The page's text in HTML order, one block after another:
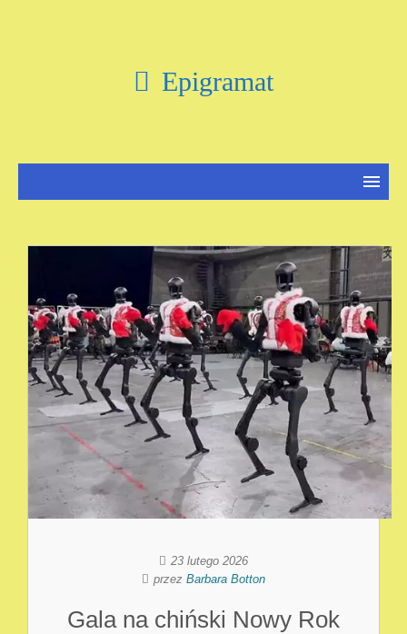
Epigramat
23 lutego 2026
przez Barbara Botton
Gala na chiński Nowy Rok